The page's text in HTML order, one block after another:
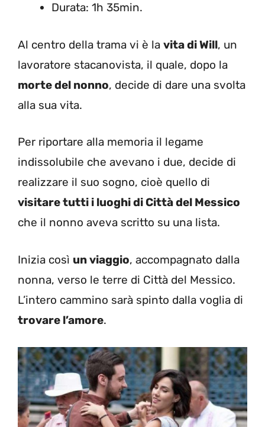
Durata: 1h 35min.
Al centro della trama vi è la vita di Will, un
lavoratore stacanovista, il quale, dopo la
morte del nonno, decide di dare una svolta
alla sua vita.
Per riportare alla memoria il legame
indissolubile che avevano i due, decide di
realizzare il suo sogno, cioè quello di
visitare tutti i luoghi di Città del Messico
che il nonno aveva scritto su una lista.
Inizia così un viaggio, accompagnato dalla
nonna, verso le terre di Città del Messico.
L’intero cammino sarà spinto dalla voglia di
trovare l’amore.